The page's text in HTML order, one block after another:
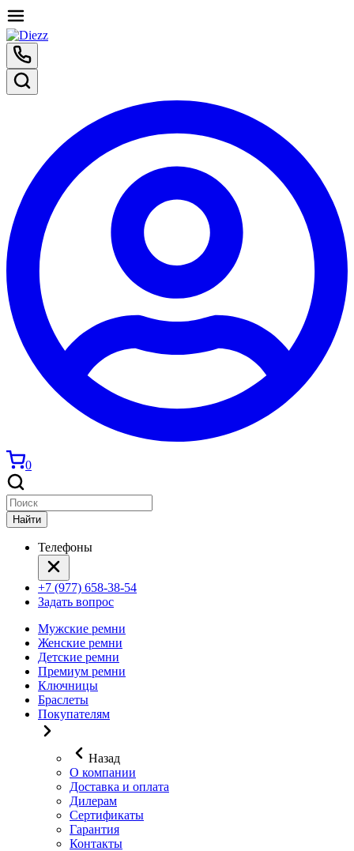
0
Найти
Телефоны
+7 (977) 658-38-54
Задать вопрос
Мужские ремни
Женские ремни
Детские ремни
Премиум ремни
Ключницы
Браслеты
Покупателям
Назад
О компании
Доставка и оплата
Дилерам
Сертификаты
Гарантия
Контакты